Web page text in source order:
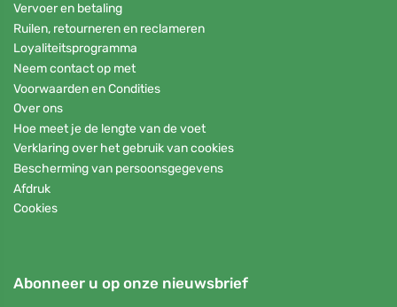
Vervoer en betaling
Ruilen, retourneren en reclameren
Loyaliteitsprogramma
Neem contact op met
Voorwaarden en Condities
Over ons
Hoe meet je de lengte van de voet
Verklaring over het gebruik van cookies
Bescherming van persoonsgegevens
Afdruk
Cookies
Abonneer u op onze nieuwsbrief